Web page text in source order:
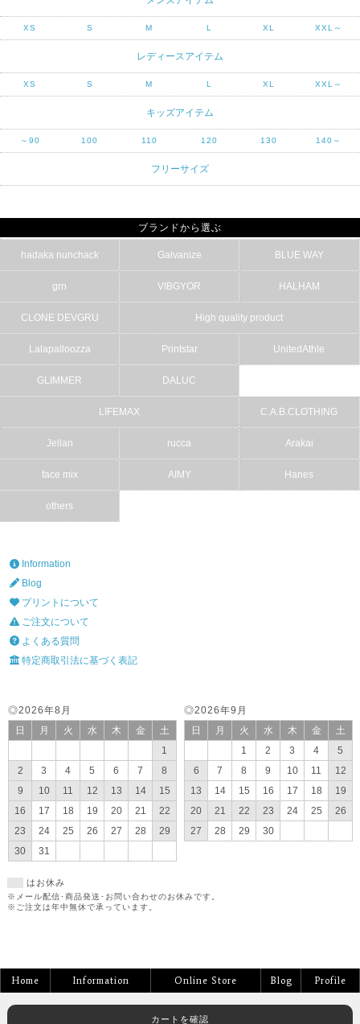
XS S M L XL XXL～
レディースアイテム
XS S M L XL XXL～
キッズアイテム
～90 100 110 120 130 140～
フリーサイズ
ブランドから選ぶ
hadaka nunchack Galvanize BLUE WAY
grn VIBGYOR HALHAM
CLONE DEVGRU High quality product
Lalapalloozza Printstar UnitedAthle
GLIMMER DALUC
LIFEMAX C.A.B.CLOTHING
Jellan rucca Arakai
face mix AIMY Hanes
others
Information
Blog
プリントについて
ご注文について
よくある質問
特定商取引法に基づく表記
◎2026年9月
日
月 火 水 木 金
土
1
2 3 4
5
6
7 8 9 10 11
12
13
14 15 16 17 18
19
20
21 22 23 24 25
26
27
28 29 30
◎2026年8月
日
月 火 水 木 金
土
1
2
3 4 5 6 7
8
9
10 11 12 13 14
15
16
17 18 19 20 21
22
23
24 25 26 27 28
29
30
31
はお休み
※メール配信･商品発送･お問い合わせのお休みです。
※ご注文は年中無休で承っています。
Home Information Online Store Blog Profile
カートを確認